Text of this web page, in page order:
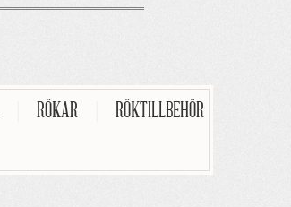
RÖKAR
RÖKTILLBEHÖR